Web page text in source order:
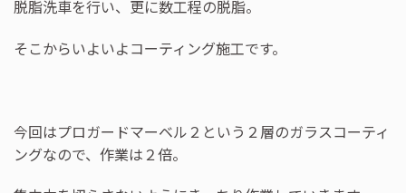
脱脂洗車を行い、更に数工程の脱脂。
そこからいよいよコーティング施工です。
今回はプロガードマーベル２という２層のガラスコーティ
ングなので、作業は２倍。